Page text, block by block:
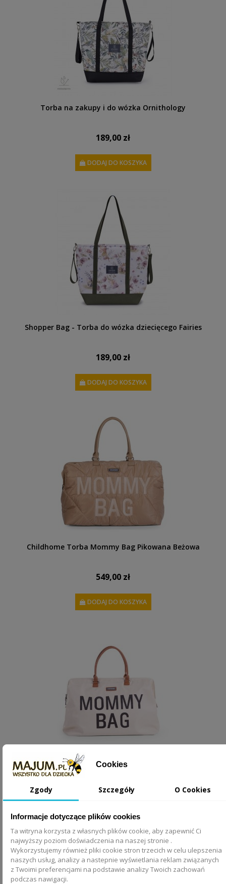
Torba na zakupy i do wózka Ornithology
189,00 zł
DODAJ DO KOSZYKA
Shopper Bag - Torba do wózka dziecięcego Fairies
189,00 zł
DODAJ DO KOSZYKA
Childhome Torba Mommy Bag Pikowana Beżowa
549,00 zł
DODAJ DO KOSZYKA
Childhome Torba Mommy Bag Kremowa
499,00 zł
DODAJ DO KOSZYKA
Cookies
Zgody Szczegóły O Cookies
Informacje dotyczące plików cookies
Ta witryna korzysta z własnych plików cookie, aby zapewnić Ci
najwyższy poziom doświadczenia na naszej stronie .
Wykorzystujemy również pliki cookie stron trzecich w celu ulepszenia
naszych usług, analizy a nastepnie wyświetlania reklam związanych
z Twoimi preferencjami na podstawie analizy Twoich zachowań
podczas nawigacji.